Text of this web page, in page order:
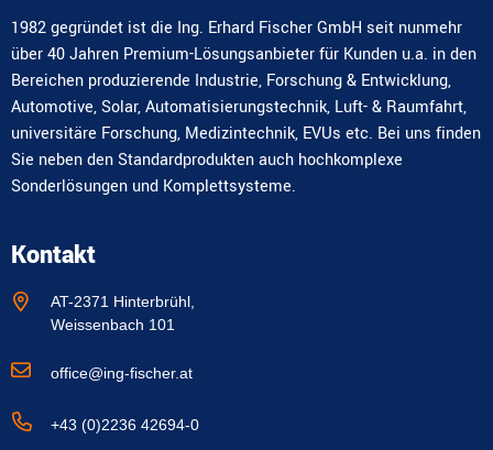
1982 gegründet ist die Ing. Erhard Fischer GmbH seit nunmehr
über 40 Jahren Premium-Lösungsanbieter für Kunden u.a. in den
Bereichen produzierende Industrie, Forschung & Entwicklung,
Automotive, Solar, Automatisierungstechnik, Luft- & Raumfahrt,
universitäre Forschung, Medizintechnik, EVUs etc. Bei uns finden
Sie neben den Standardprodukten auch hochkomplexe
Sonderlösungen und Komplettsysteme.
Kontakt
AT-2371 Hinterbrühl,
Weissenbach 101
office@ing-fischer.at
+43 (0)2236 42694-0